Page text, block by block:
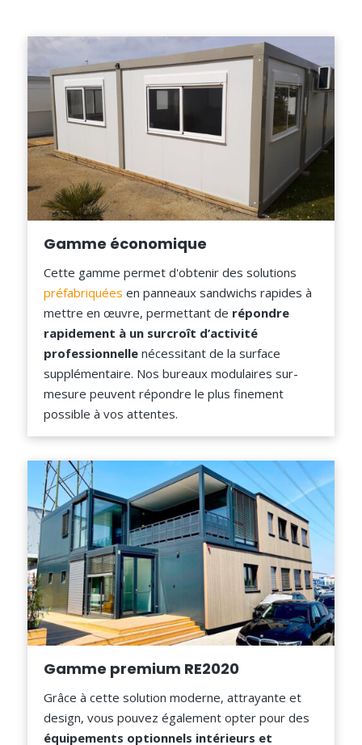
Gamme économique
Cette gamme permet d'obtenir des solutions
préfabriquées en panneaux sandwichs rapides à
mettre en œuvre, permettant de répondre
rapidement à un surcroît d’activité
professionnellenécessitant de la surface
supplémentaire. Nos bureaux modulaires sur-
mesure peuvent répondre le plus finement
possible à vos attentes.
Gamme premium RE2020
Grâce à cette solution moderne, attrayante et
design, vous pouvez également opter pour des
équipements optionnels intérieurs et